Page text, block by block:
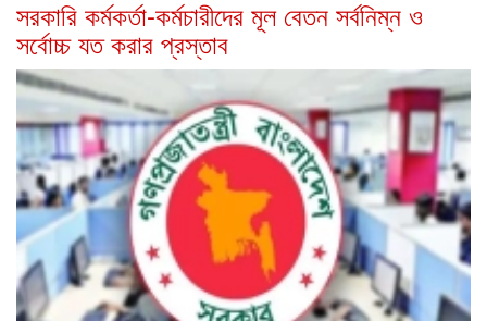
সরকারি কর্মকর্তা-কর্মচারীদের মূল বেতন সর্বনিম্ন ও
সর্বোচ্চ যত করার প্রস্তাব